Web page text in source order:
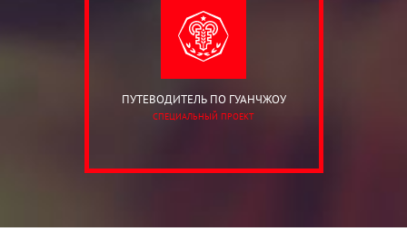
ПУТЕВОДИТЕЛЬ ПО ГУАНЧЖОУ
СПЕЦИАЛЬНЫЙ ПРОЕКТ